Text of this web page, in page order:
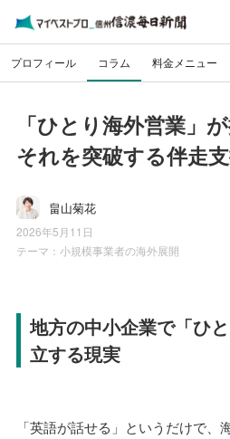
プロフィール コラム 料金メニュー
「ひとり海外営業」
それを突破する伴走
畠山菊花
2026年5月11日
テーマ： 小規模事業者の海外展開
地方の中小企業で「ひ
立する現実
「英語が話せる」というだけで